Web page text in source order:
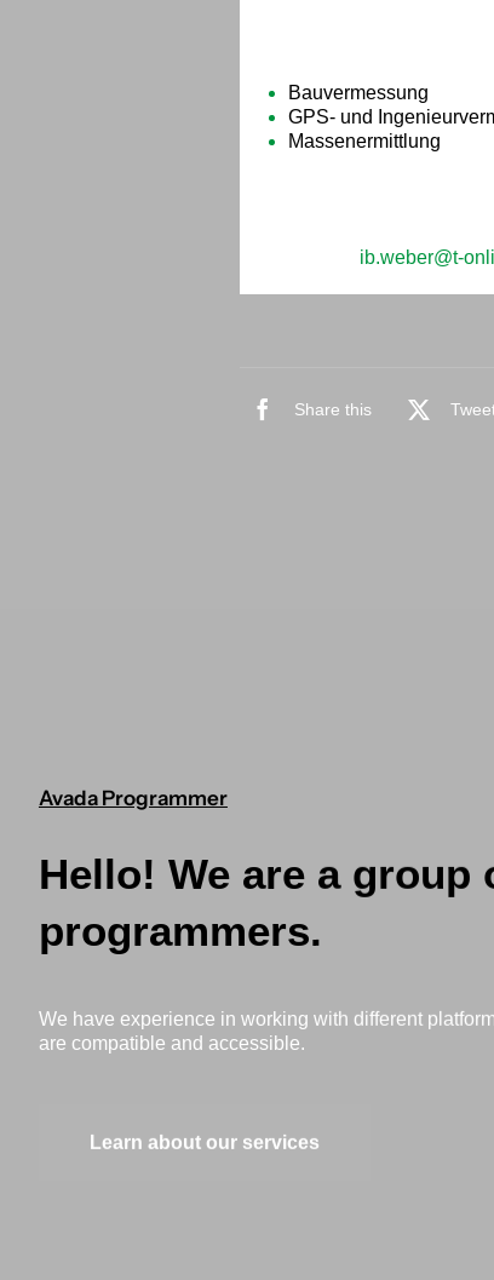
Bauvermessung
GPS- und
Massenermittlung
Sie haben Fragen oder
ib.weber@t-
Share this
Avada Programmer
Hello! We are a
programmers.
We have experience in working with different
are compatible and accessible.
Learn about our services